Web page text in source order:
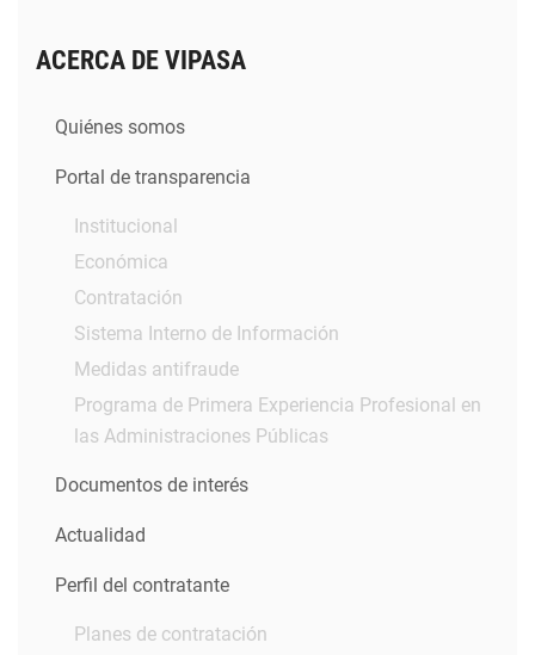
ACERCA DE VIPASA
Quiénes somos
Portal de transparencia
Institucional
Económica
Contratación
Sistema Interno de Información
Medidas antifraude
Programa de Primera Experiencia Profesional en
las Administraciones Públicas
Documentos de interés
Actualidad
Perfil del contratante
Planes de contratación